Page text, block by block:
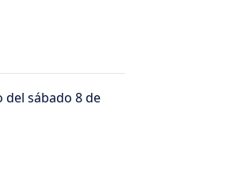
del sábado 8 de